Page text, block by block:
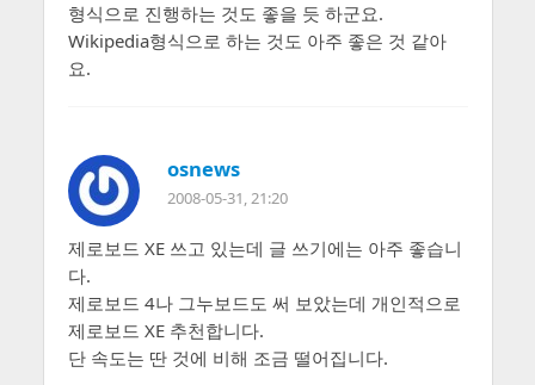
형식으로 진행하는 것도 좋을 듯 하군요.
Wikipedia형식으로 하는 것도 아주 좋은 것 같아
요.
osnews
2008-05-31, 21:20
제로보드 XE 쓰고 있는데 글 쓰기에는 아주 좋습니
다.
제로보드 4나 그누보드도 써 보았는데 개인적으로
제로보드 XE 추천합니다.
단 속도는 딴 것에 비해 조금 떨어집니다.